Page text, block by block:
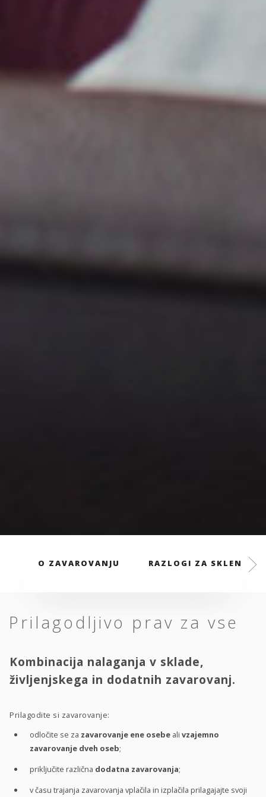
O ZAVAROVANJU RAZLOGI ZA SKLENITEV
Prilagodljivo prav za vse
Kombinacija nalaganja v sklade,
življenjskega in dodatnih zavarovanj.
Prilagodite si zavarovanje:
odločite se za zavarovanje ene osebe ali vzajemno
zavarovanje dveh oseb;
priključite različna dodatna zavarovanja;
v času trajanja zavarovanja vplačila in izplačila prilagajajte svoji